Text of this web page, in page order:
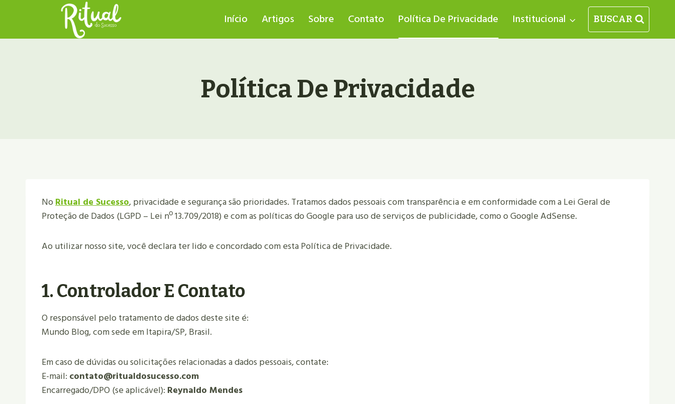
Início Artigos Sobre Contato Política De Privacidade Institucional BUSCAR
Política De Privacidade
NoRitual de Sucesso, privacidade e segurança são prioridades. Tratamos dados pessoais com transparência e em conformidade com a Lei Geral de
Proteção de Dados (LGPD – Lei nº 13.709/2018) e com as políticas do Google para uso de serviços de publicidade, como o Google AdSense.
Ao utilizar nosso site, você declara ter lido e concordado com esta Política de Privacidade.
1. Controlador E Contato
O responsável pelo tratamento de dados deste site é:
Mundo Blog, com sede em Itapira/SP, Brasil.
Em caso de dúvidas ou solicitações relacionadas a dados pessoais, contate:
E-mail: contato@ritualdosucesso.com
Encarregado/DPO (se aplicável): Reynaldo Mendes